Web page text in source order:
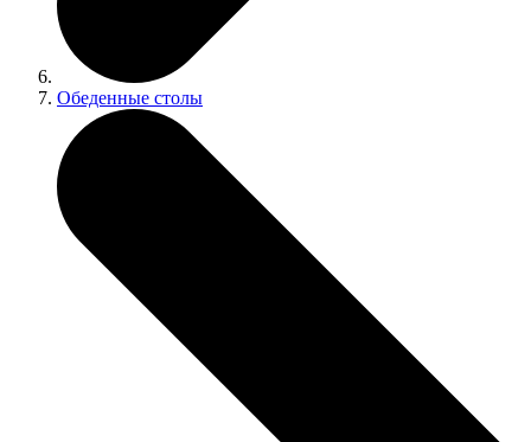
Обеденные столы